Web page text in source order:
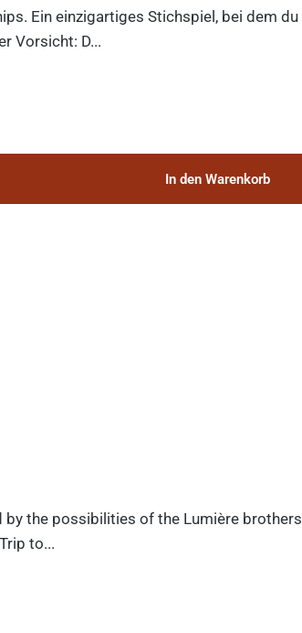
Ein einzigartiges Stichspiel, bei dem
Vorsicht: D...
In den Warenkorb
the possibilities of the Lumière
to...